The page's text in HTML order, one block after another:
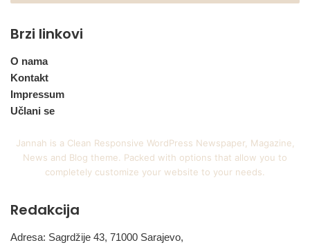
Brzi linkovi
O nama
Kontakt
Impressum
Učlani se
Jannah is a Clean Responsive WordPress Newspaper, Magazine,
News and Blog theme. Packed with options that allow you to
completely customize your website to your needs.
Redakcija
Adresa: Sagrdžije 43, 71000 Sarajevo,